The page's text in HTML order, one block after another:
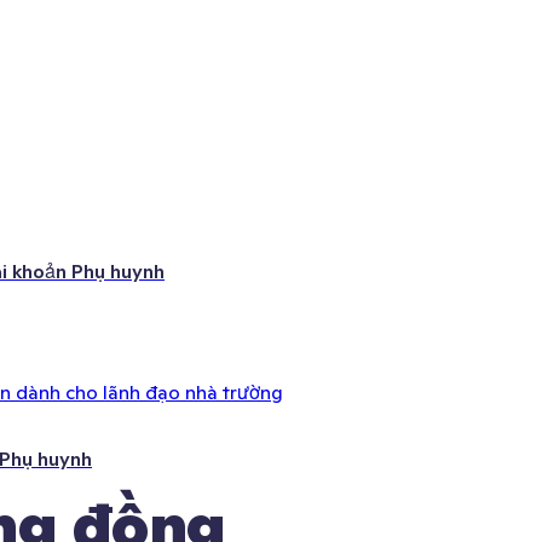
Phụ huynh
dành cho lãnh đạo nhà trường
huynh
đồng